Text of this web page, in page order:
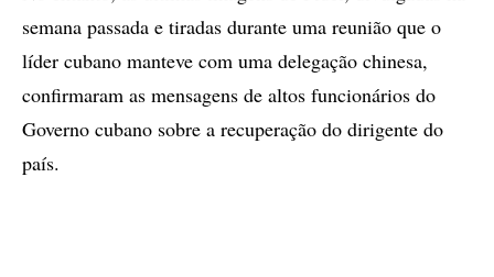
semana passada e tiradas durante uma reunião que o
líder cubano manteve com uma delegação chinesa,
confirmaram as mensagens de altos funcionários do
Governo cubano sobre a recuperação do dirigente do
país.